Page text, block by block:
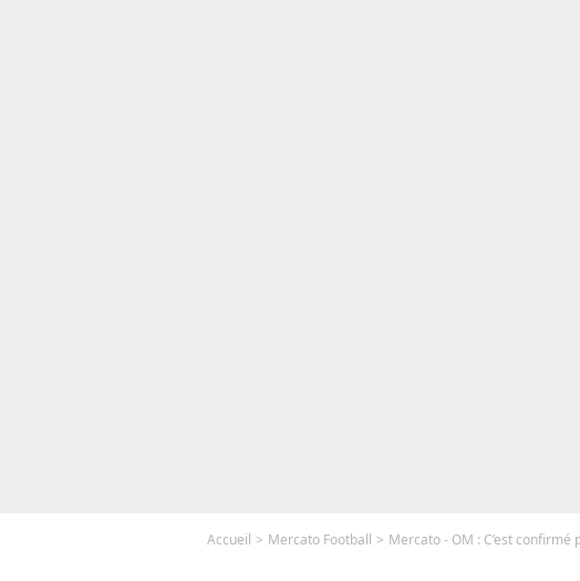
Accueil Mercato Football Mercato - OM : C’est